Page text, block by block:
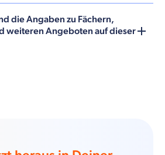
die Angaben zu Fächern,
weiteren Angeboten auf dieser